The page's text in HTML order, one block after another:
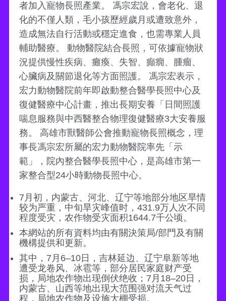
者加入寵物長照產業。 馮宗宏說，會老化、退
化的不僅人類，毛小孩歷經歲月或遭致意外，
造成無法自行活動或穩定進食，也需專業人員
輔助醫療。 動物醫院結合長照，可依據寵物狀
況提供慢性疾病、癱瘓、失智、癲癇、腫瘤、
心臟病及關節退化等方面照護。 馮宗宏表示，
宏力動物醫院前年即啟動整合醫學長照中心及
復健醫療中心計畫，推出長期安養「日間照護
喘息服務與中西醫整合物理復健醫療3大安養服
務。 高雄市獸醫師公會推動寵物長照概念，理
事長馮宗宏所屬的宏力動物醫院率先「示
範」，院內整合醫學長照中心，是高雄市第一
家整合型24小時動物長照中心。
7月初，内蒙古、河北、辽宁等地部分地区旱情
较为严重，中旬旱灾峰值时，431.9万人次不同
程度受灾，农作物受灾面积1644.7千公顷。
本網站的所有資料均由有關決策局/部門及有關
機構提供和更新。
其中，7月6–10日，吉林延边、辽宁阜新等地
遭受龙卷风、冰雹等，部分居民家庭财产受
损，局地农作物出现倒伏绝收；7月18–20日，
内蒙古、山西等地出现大范围强对流天气过
程，局地农作物及设施大棚受损。